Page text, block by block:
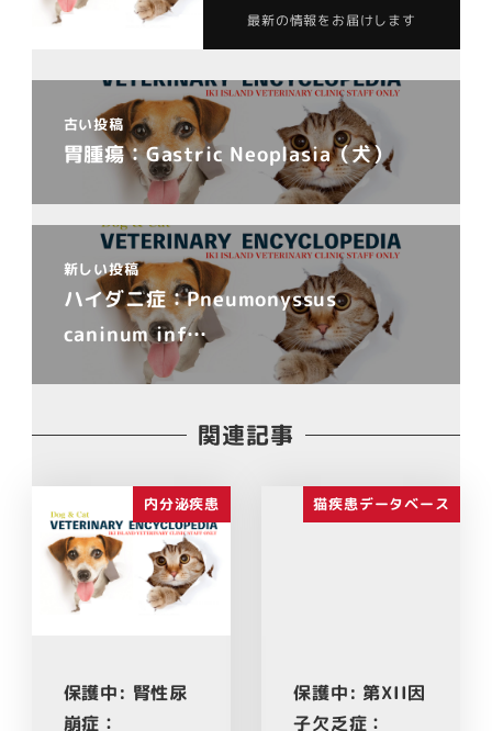
最新の情報をお届けします
古い投稿
胃腫瘍：Gastric Neoplasia（犬）
新しい投稿
ハイダニ症：Pneumonyssus
caninum inf…
関連記事
内分泌疾患
保護中: 腎性尿
崩症：
猫疾患データベース
保護中: 第XII因
子欠乏症：